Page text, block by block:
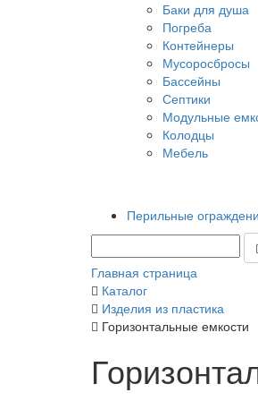
Баки для душа
Погреба
Контейнеры
Мусоросбросы
Бассейны
Септики
Модульные
Колодцы
Мебель
Перильные
Главная страница
Каталог
Изделия из пластика
Горизонтальные емкости